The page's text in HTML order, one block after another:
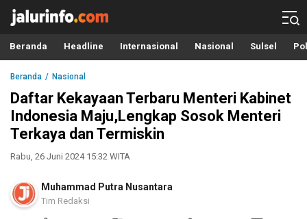
Info Terbaru, Berita Terkini Hari Ini, Jalurinfo.com
Terkini, Akurat dan Terpercaya
Beranda Headline Internasional Nasional Sulsel
Beranda Nasional
Daftar Kekayaan Terbaru Menteri Kabinet
Indonesia Maju,Lengkap Sosok Menteri
Terkaya dan Termiskin
Rabu, 26 Juni 2024 15:32 WITA
Muhammad Putra Nusantara
Tim Redaksi